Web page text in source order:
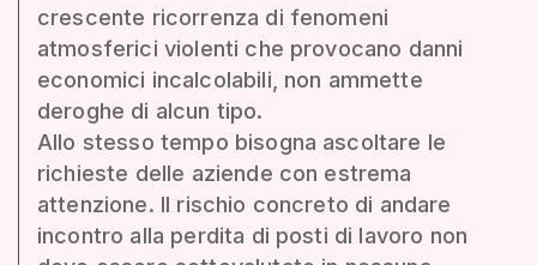
crescente ricorrenza di fenomeni
atmosferici violenti che provocano danni
economici incalcolabili, non ammette
deroghe di alcun tipo.
Allo stesso tempo bisogna ascoltare le
richieste delle aziende con estrema
attenzione. Il rischio concreto di andare
incontro alla perdita di posti di lavoro non